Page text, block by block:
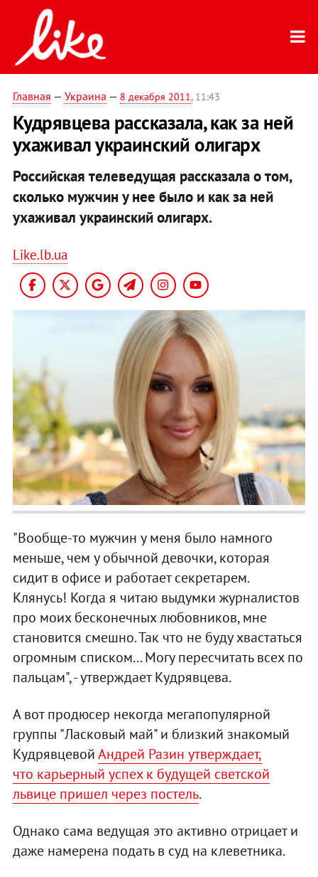
Главная — Украина — 8 декабря 2011, 11:43
Кудрявцева рассказала, как за ней
ухаживал украинский олигарх
Российская телеведущая рассказала о том,
сколько мужчин у нее было и как за ней
ухаживал украинский олигарх.
Like.lb.ua
"Вообще-то мужчин у меня было намного
меньше, чем у обычной девочки, которая
сидит в офисе и работает секретарем.
Клянусь! Когда я читаю выдумки журналистов
про моих бесконечных любовников, мне
становится смешно. Так что не буду хвастаться
огромным списком... Могу пересчитать всех по
пальцам", - утверждает Кудрявцева.
А вот продюсер некогда мегапопулярной
группы "Ласковый май" и близкий знакомый
КудрявцевойАндрей Разин утверждает,
что карьерный успех к будущей светской
львице пришел через постель.
Однако сама ведущая это активно отрицает и
даже намерена подать в суд на клеветника.